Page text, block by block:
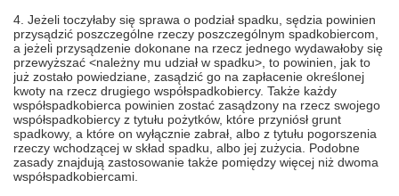
4. Jeżeli toczyłaby się sprawa o podział spadku, sędzia powinien
przysądzić poszczególne rzeczy poszczególnym spadkobiercom,
a jeżeli przysądzenie dokonane na rzecz jednego wydawałoby się
przewyższać <należny mu udział w spadku>, to powinien, jak to
już zostało powiedziane, zasądzić go na zapłacenie określonej
kwoty na rzecz drugiego współspadkobiercy. Także każdy
współspadkobierca powinien zostać zasądzony na rzecz swojego
współspadkobiercy z tytułu pożytków, które przyniósł grunt
spadkowy, a które on wyłącznie zabrał, albo z tytułu pogorszenia
rzeczy wchodzącej w skład spadku, albo jej zużycia. Podobne
zasady znajdują zastosowanie także pomiędzy więcej niż dwoma
współspadkobiercami.